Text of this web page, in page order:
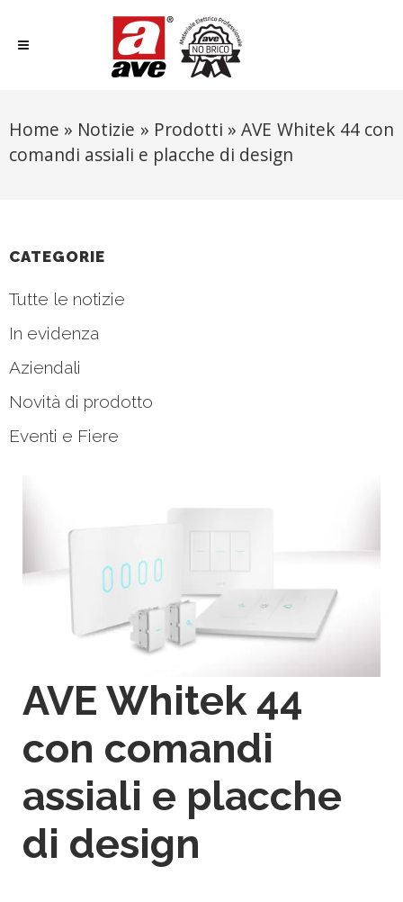
Home » Notizie » Prodotti »AVE Whitek 44 con
comandi assiali e placche di design
CATEGORIE
Tutte le notizie
In evidenza
Aziendali
Novità di prodotto
Eventi e Fiere
AVE Whitek 44
con comandi
assiali e placche
di design